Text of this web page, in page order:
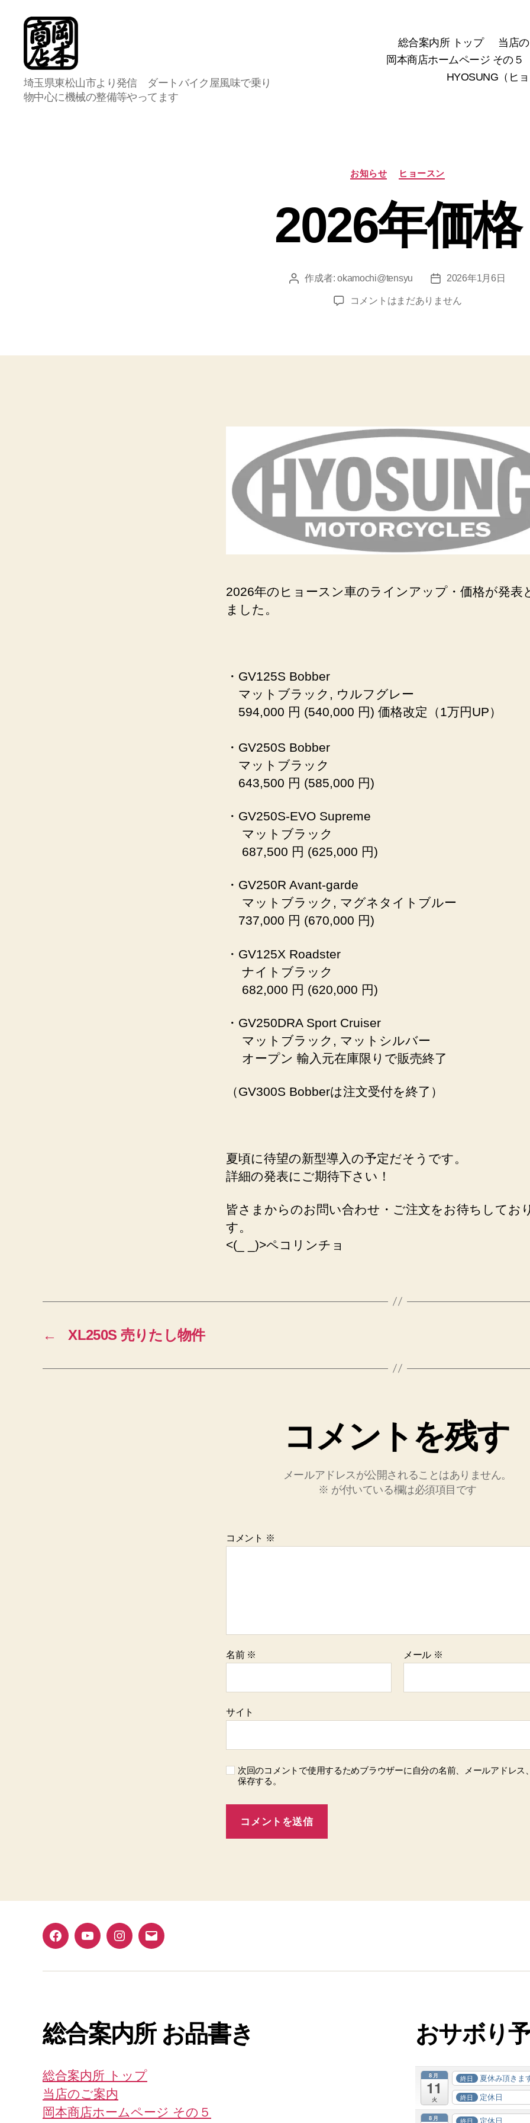
岡
本
商
埼玉県東松山市より発信 ダートバイク屋風味で乗り
物中心に機械の整備等やってます
総合案内所 トップ
当店
岡本商店ホームページ その５
HYOSUNG（ヒ
カ
テ
リ
ー
お知らせ ヒョースン
2026年価格
投
作成者:okamochi@tensyu
投
日
2026年1月6日
2026
へ
コメントはまだありません
2026年のヒョースン車のラインアップ・価格が発表
ました。
・GV125S Bobber
マットブラック, ウルフグレー
594,000 円 (540,000 円) 価格改定（1万円UP）
・GV250S Bobber
マットブラック
643,500 円 (585,000 円)
・GV250S-EVO Supreme
マットブラック
687,500 円 (625,000 円)
・GV250R Avant-garde
マットブラック, マグネタイトブルー
737,000 円 (670,000 円)
・GV125X Roadster
ナイトブラック
682,000 円 (620,000 円)
・GV250DRA Sport Cruiser
マットブラック, マットシルバー
オープン 輸入元在庫限りで販売終了
（GV300S Bobberは注文受付を終了）
夏頃に待望の新型導入の予定だそうです。
詳細の発表にご期待下さい！
皆さまからのお問い合わせ・ご注文をお待ちしてお
す。
<(_ _)>ペコリンチョ
← XL250S 売りたし物件
コメントを残す
メールアドレスが公開されることはありません。
※ が付いている欄は必須項目です
コメント ※
名前 ※ メール ※
サイト
次回のコメントで使用するためブラウザーに自分の名前、メールアドレス
保存する。
FacebookYouTubeInstagram
メ
ル
総合案内所 お品書き
総合案内所 トップ
当店のご案内
岡本商店ホームページ その５
おサボり
8月
11
火
終日 夏休み頂きま
終日 定休日
8月 終日 定休日